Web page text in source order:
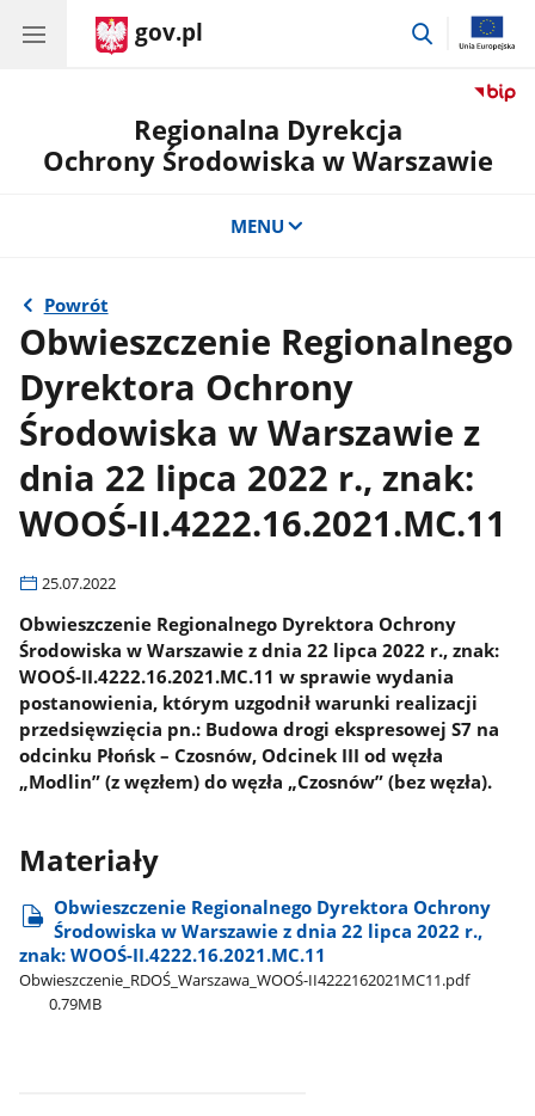
gov.pl
przejdź
Regionalna Dyrekcja
Ochrony Środowiska w Warszawie
MENU
Powrót
Obwieszczenie Regionalnego
Dyrektora Ochrony
Środowiska w Warszawie z
dnia 22 lipca 2022 r., znak:
WOOŚ-II.4222.16.2021.MC.11
25.07.2022
Obwieszczenie Regionalnego Dyrektora Ochrony
Środowiska w Warszawie z dnia 22 lipca 2022 r., znak:
WOOŚ-II.4222.16.2021.MC.11 w sprawie wydania
postanowienia, którym uzgodnił warunki realizacji
przedsięwzięcia pn.: Budowa drogi ekspresowej S7 na
odcinku Płońsk – Czosnów, Odcinek III od węzła
„Modlin” (z węzłem) do węzła „Czosnów” (bez węzła).
Materiały
Obwieszczenie Regionalnego Dyrektora Ochrony
Środowiska w Warszawie z dnia 22 lipca 2022 r.,
znak: WOOŚ-II.4222.16.2021.MC.11
Obwieszczenie​_RDOŚ​_Warszawa​_WOOŚ-II4222162021MC11.pdf
0.79MB